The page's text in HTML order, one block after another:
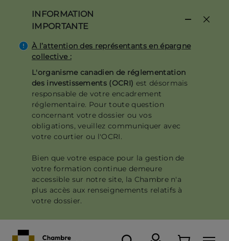
contenu
principal
INFORMATION
IMPORTANTE
À l’attention des représentants en épargne
collective :
L'organisme canadien de réglementation
des investissements (OCRI) est désormais
responsable de votre encadrement
réglementaire. Pour toute question
concernant votre dossier ou vos
obligations, veuillez communiquer avec
votre courtier ou l'OCRI.
Bien que votre espace pour la gestion de
votre formation continue demeure
accessible sur notre site, la Chambre n'a
plus accès aux renseignements relatifs à
votre dossier.